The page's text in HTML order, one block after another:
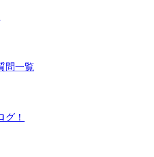
問一覧
グ！